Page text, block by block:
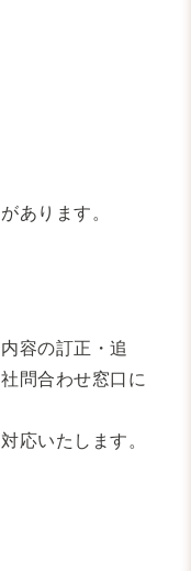
あります。
容の訂正・追
問合わせ窓口に
応いたします。